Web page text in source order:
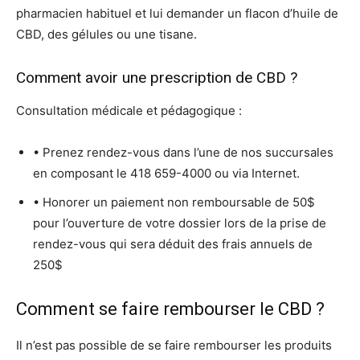
pharmacien habituel et lui demander un flacon d’huile de
CBD, des gélules ou une tisane.
Comment avoir une prescription de CBD ?
Consultation médicale et pédagogique :
• Prenez rendez-vous dans l’une de nos succursales
en composant le 418 659-4000 ou via Internet.
• Honorer un paiement non remboursable de 50$
pour l’ouverture de votre dossier lors de la prise de
rendez-vous qui sera déduit des frais annuels de
250$
Comment se faire rembourser le CBD ?
Il n’est pas possible de se faire rembourser les produits